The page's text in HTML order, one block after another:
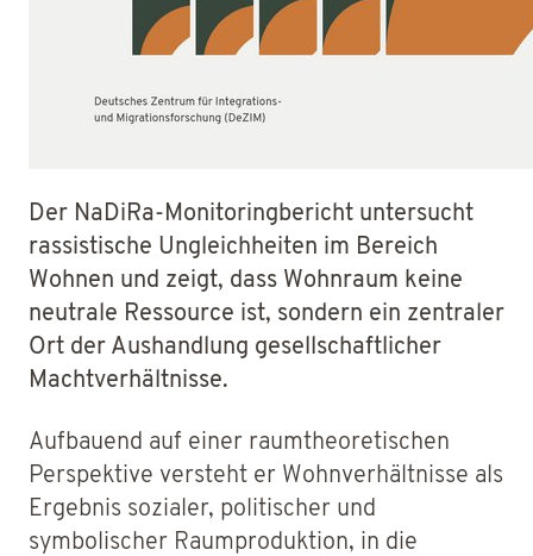
Der NaDiRa-Monitoringbericht untersucht
rassistische Ungleichheiten im Bereich
Wohnen und zeigt, dass Wohnraum keine
neutrale Ressource ist, sondern ein zentraler
Ort der Aushandlung gesellschaftlicher
Machtverhältnisse.
Aufbauend auf einer raumtheoretischen
Perspektive versteht er Wohnverhältnisse als
Ergebnis sozialer, politischer und
symbolischer Raumproduktion, in die